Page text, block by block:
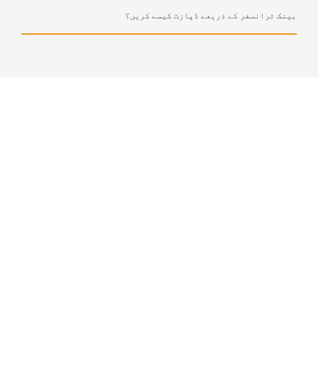
بینک ٹرانسفر کے ذریعے ڈپازٹ کیسے کریں؟